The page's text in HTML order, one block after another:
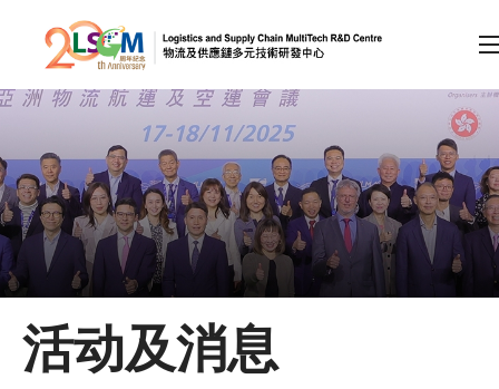
跳到内容（按回车键）
会员登录
A A EN 繁 简
主页
关于LSCM
活动及消息